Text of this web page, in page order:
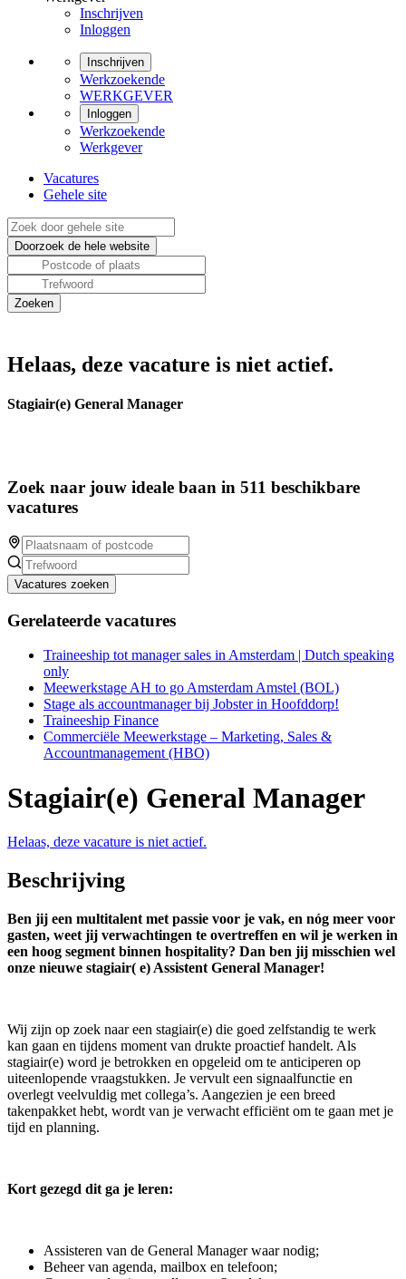
Inschrijven
Inloggen
Inschrijven
Werkzoekende
WERKGEVER
Inloggen
Werkzoekende
Werkgever
Vacatures
Gehele site
Helaas, deze vacature is niet actief.
Stagiair(e) General Manager
Zoek naar jouw ideale baan in 511 beschikbare
vacatures
Vacatures zoeken
Gerelateerde vacatures
Traineeship tot manager sales in Amsterdam | Dutch speaking
only
Meewerkstage AH to go Amsterdam Amstel (BOL)
Stage als accountmanager bij Jobster in Hoofddorp!
Traineeship Finance
Commerciële Meewerkstage – Marketing, Sales &
Accountmanagement (HBO)
Stagiair(e) General Manager
Helaas, deze vacature is niet actief.
Beschrijving
Ben jij een multitalent met passie voor je vak, en nóg meer voor
gasten, weet jij verwachtingen te overtreffen en wil je werken in
een hoog segment binnen hospitality? Dan ben jij misschien wel
onze nieuwe stagiair( e) Assistent General Manager!
Wij zijn op zoek naar een stagiair(e) die goed zelfstandig te werk
kan gaan en tijdens moment van drukte proactief handelt. Als
stagiair(e) word je betrokken en opgeleid om te anticiperen op
uiteenlopende vraagstukken. Je vervult een signaalfunctie en
overlegt veelvuldig met collega’s. Aangezien je een breed
takenpakket hebt, wordt van je verwacht efficiënt om te gaan met je
tijd en planning.
Kort gezegd dit ga je leren:
Assisteren van de General Manager waar nodig;
Beheer van agenda, mailbox en telefoon;